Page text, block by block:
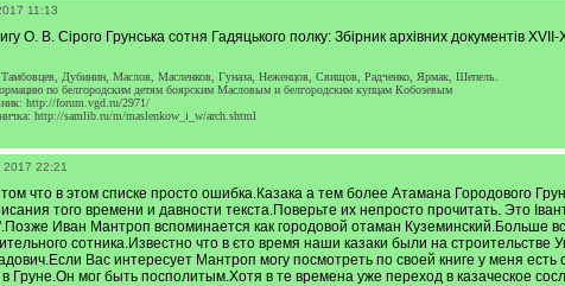
11:13
О. В. Сірого Грунська сотня Гадяцького полку: Збірник архівних документів
Дубинин, Маслов, Масленков, Гуназа, Неженцов, Свищов, Радченко, Ярмак, Шепель.
по белгородским детям боярским Масловым и белгородским купцам Кобозевым
http://forum.vgd.ru/2971/
http://samlib.ru/m/maslenkow_i_w/arch.shtml
22:21
что в этом списке просто ошибка.Казака а тем более Атамана Городового
того времени и давности текста.Поверьте их непросто прочитать. Это
Иван Мантроп вспоминается как городовой отаман Куземинский.Больше
сотника.Известно что в єто время наши казаки были на
Вас интересует Мантроп могу посмотреть по своей книге у меня
Груне.Он мог быть посполитым.Хотя в те времена уже переход в казаческое